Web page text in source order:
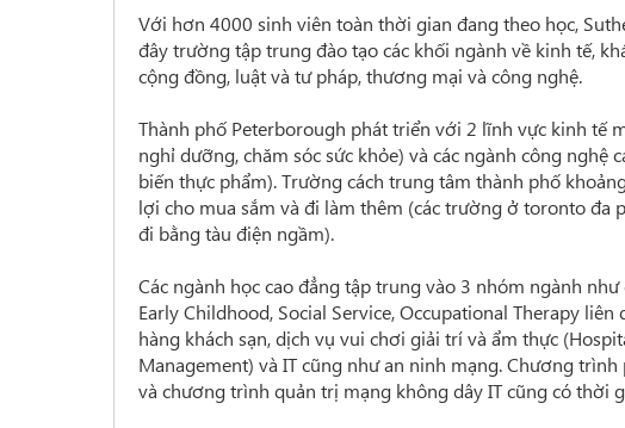
Với hơn 4000 sinh viên toàn thời gian đang theo học,
đây trường tập trung đào tạo các khối ngành về kinh tế,
cộng đồng, luật và tư pháp, thương mại và công nghệ.
Thành phố Peterborough phát triển với 2 lĩnh vực kinh tế
nghỉ dưỡng, chăm sóc sức khỏe) và các ngành công nghệ
biến thực phẩm). Trường cách trung tâm thành phố
lợi cho mua sắm và đi làm thêm (các trường ở toronto
đi bằng tàu điện ngầm).
Các ngành học cao đẳng tập trung vào 3 nhóm ngành
Early Childhood, Social Service, Occupational Therapy
hàng khách sạn, dịch vụ vui chơi giải trí và ẩm thực
Management) và IT cũng như an ninh mạng. Chương
và chương trình quản trị mạng không dây IT cũng có thời